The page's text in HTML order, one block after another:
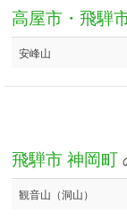
高屋市・飛騨
安峰山
飛騨市 神岡町
観音山（洞山）